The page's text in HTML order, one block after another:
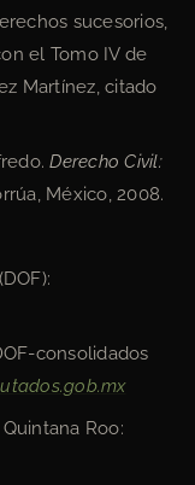
sucesorios,
el Tomo IV de
Martínez, citado
Derecho Civil:
México, 2008.
consolidados
Roo: